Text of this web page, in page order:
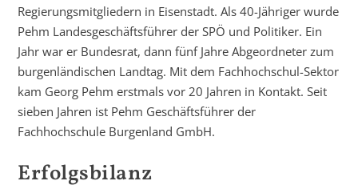
Regierungsmitgliedern in Eisenstadt. Als 40-Jähriger wurde
Pehm Landesgeschäftsführer der SPÖ und Politiker. Ein
Jahr war er Bundesrat, dann fünf Jahre Abgeordneter zum
burgenländischen Landtag. Mit dem Fachhochschul-Sektor
kam Georg Pehm erstmals vor 20 Jahren in Kontakt. Seit
sieben Jahren ist Pehm Geschäftsführer der
Fachhochschule Burgenland GmbH.
Erfolgsbilanz